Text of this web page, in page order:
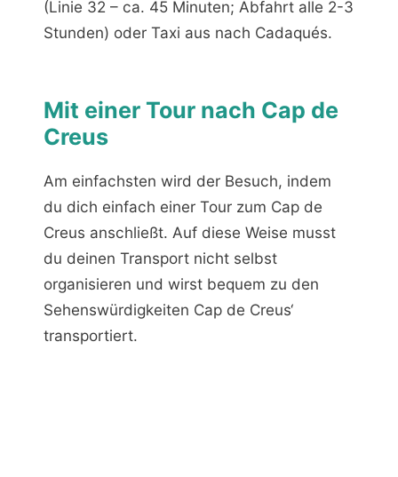
(Linie 32 – ca. 45 Minuten; Abfahrt alle 2-3
Stunden) oder Taxi aus nach Cadaqués.
Mit einer Tour nach Cap de
Creus
Am einfachsten wird der Besuch, indem
du dich einfach einer Tour zum Cap de
Creus anschließt. Auf diese Weise musst
du deinen Transport nicht selbst
organisieren und wirst bequem zu den
Sehenswürdigkeiten Cap de Creus‘
transportiert.